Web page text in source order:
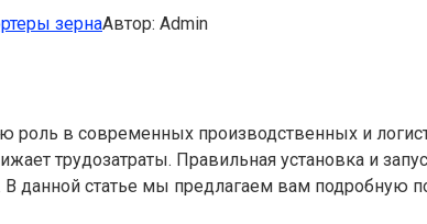
зернаАвтор: Admin
в современных производственных и
трудозатраты. Правильная установка и
В данной статье мы предлагаем вам подробную